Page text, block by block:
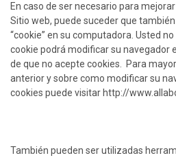
En caso de ser necesario para
Sitio web, puede suceder que
“cookie” en su computadora. Usted
cookie podrá modificar su navegador
de que no acepte cookies. Para
anterior y sobre como modificar su
cookies puede visitar http://
También pueden ser utilizadas